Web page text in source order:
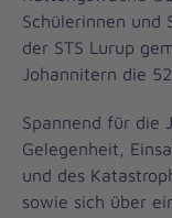
Schülerinnen und
der STS Lurup
Johannitern die
Spannend für die
Gelegenheit,
und des
sowie sich über